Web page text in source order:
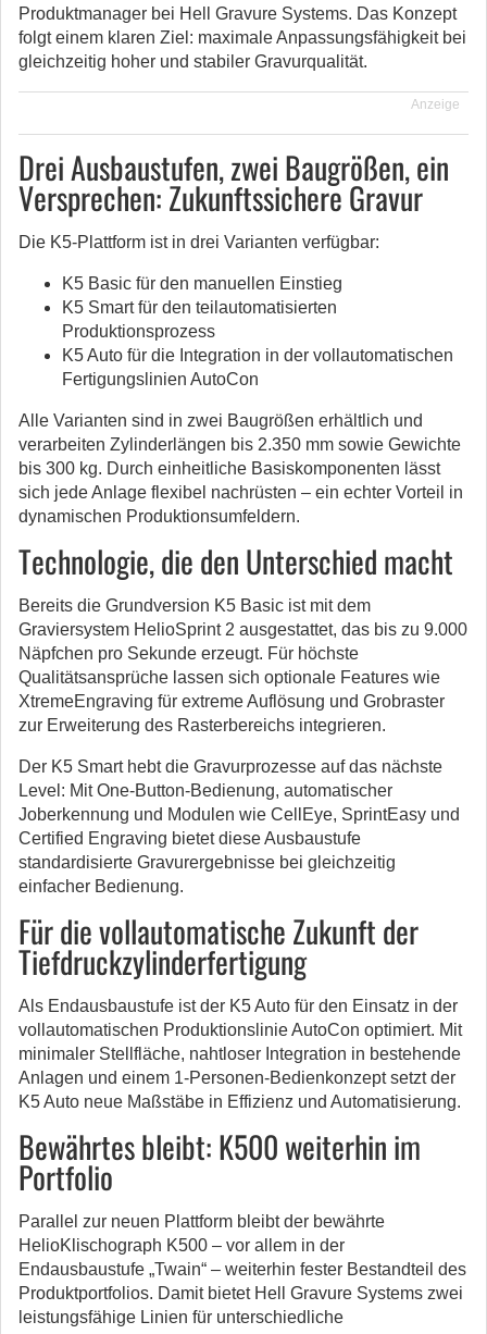
Produktmanager bei Hell Gravure Systems. Das Konzept
folgt einem klaren Ziel: maximale Anpassungsfähigkeit bei
gleichzeitig hoher und stabiler Gravurqualität.
Anzeige
Drei Ausbaustufen, zwei Baugrößen, ein
Versprechen: Zukunftssichere Gravur
Die K5-Plattform ist in drei Varianten verfügbar:
K5 Basic für den manuellen Einstieg
K5 Smart für den teilautomatisierten
Produktionsprozess
K5 Auto für die Integration in der vollautomatischen
Fertigungslinien AutoCon
Alle Varianten sind in zwei Baugrößen erhältlich und
verarbeiten Zylinderlängen bis 2.350 mm sowie Gewichte
bis 300 kg. Durch einheitliche Basiskomponenten lässt
sich jede Anlage flexibel nachrüsten – ein echter Vorteil in
dynamischen Produktionsumfeldern.
Technologie, die den Unterschied macht
Bereits die Grundversion K5 Basic ist mit dem
Graviersystem HelioSprint 2 ausgestattet, das bis zu 9.000
Näpfchen pro Sekunde erzeugt. Für höchste
Qualitätsansprüche lassen sich optionale Features wie
XtremeEngraving für extreme Auflösung und Grobraster
zur Erweiterung des Rasterbereichs integrieren.
Der K5 Smart hebt die Gravurprozesse auf das nächste
Level: Mit One-Button-Bedienung, automatischer
Joberkennung und Modulen wie CellEye, SprintEasy und
Certified Engraving bietet diese Ausbaustufe
standardisierte Gravurergebnisse bei gleichzeitig
einfacher Bedienung.
Für die vollautomatische Zukunft der
Tiefdruckzylinderfertigung
Als Endausbaustufe ist der K5 Auto für den Einsatz in der
vollautomatischen Produktionslinie AutoCon optimiert. Mit
minimaler Stellfläche, nahtloser Integration in bestehende
Anlagen und einem 1-Personen-Bedienkonzept setzt der
K5 Auto neue Maßstäbe in Effizienz und Automatisierung.
Bewährtes bleibt: K500 weiterhin im
Portfolio
Parallel zur neuen Plattform bleibt der bewährte
HelioKlischograph K500 – vor allem in der
Endausbaustufe „Twain“ – weiterhin fester Bestandteil des
Produktportfolios. Damit bietet Hell Gravure Systems zwei
leistungsfähige Linien für unterschiedliche